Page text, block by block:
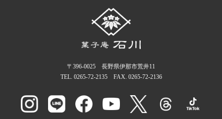
〒396-0025 長野県伊那市荒井11
TEL. 0265-72-2135FAX. 0265-72-2136